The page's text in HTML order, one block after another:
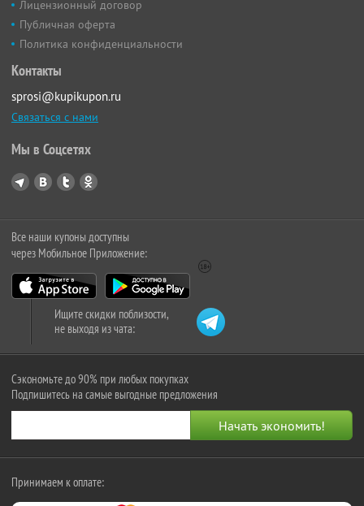
Лицензионный договор
Публичная оферта
Политика конфиденциальности
Контакты
sprosi@kupikupon.ru
Связаться с нами
Мы в Соцсетях
Все наши купоны доступны
через Мобильное Приложение:
Ищите скидки поблизости,
не выходя из чата:
Сэкономьте до 90% при любых покупках
Подпишитесь на самые выгодные предложения
Принимаем к оплате: